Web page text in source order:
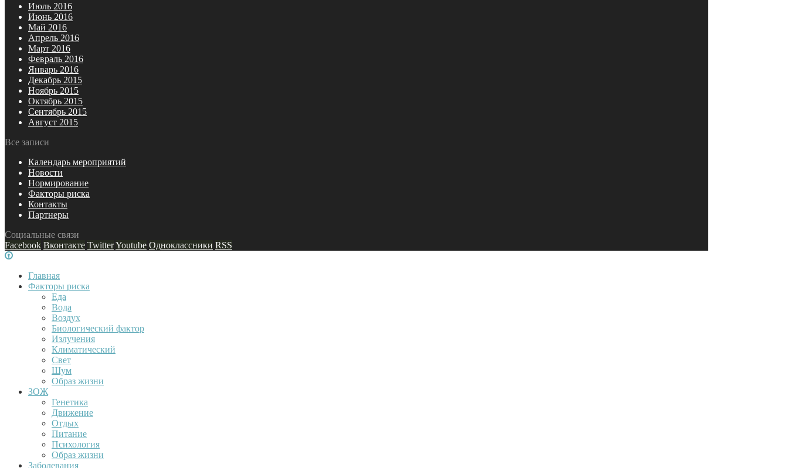
Июль 2016
Июнь 2016
Май 2016
Апрель 2016
Март 2016
Февраль 2016
Январь 2016
Декабрь 2015
Ноябрь 2015
Октябрь 2015
Сентябрь 2015
Август 2015
Все записи
Календарь мероприятий
Новости
Нормирование
Факторы риска
Контакты
Партнеры
Социальные связи
Facebook Вконтакте TwitterYoutube Одноклассники RSS
Главная
Факторы риска
Еда
Вода
Воздух
Биологический фактор
Излучения
Климатический
Свет
Шум
Образ жизни
ЗОЖ
Генетика
Движение
Отдых
Питание
Психология
Образ жизни
Заболевания